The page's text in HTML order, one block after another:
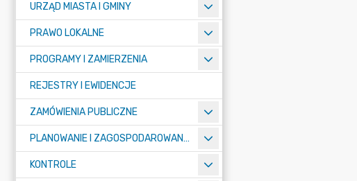
URZĄD MIASTA I GMINY
PRAWO LOKALNE
PROGRAMY I ZAMIERZENIA
REJESTRY I EWIDENCJE
ZAMÓWIENIA PUBLICZNE
PLANOWANIE I ZAGOSPODAROWANIE PRZESTRZENNE
KONTROLE